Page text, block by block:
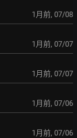
1月前, 07/08
1月前, 07/07
1月前, 07/07
1月前, 07/06
1月前, 07/06